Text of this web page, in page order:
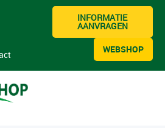
INFORMATIE
AANVRAGEN
WEBSHOP